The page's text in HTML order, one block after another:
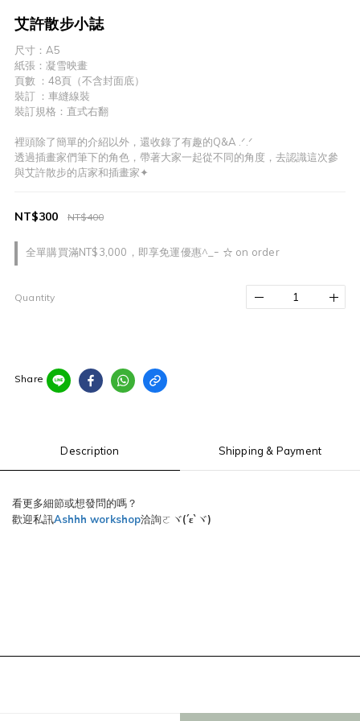
艾許散步小誌
尺寸：A5
紙張：凝雪映畫
頁數 ：48頁（不含封面底）
裝訂 ：車縫線裝
裝訂規格：直式右翻
裡頭除了簡單的介紹以外，還收錄了有趣的Q&A .ᐟ.ᐟ
透過插畫家們筆下的角色，帶著大家一起從不同的角度，去認識這次參
與艾許散步的店家和插畫家✦
全單購買滿NT$3,000，即享免運優惠^_ｰ ☆ on order
NT$400
NT$300
Quantity
Share
Description Shipping & Payment
看更多細節或想發問的嗎？
歡迎私訊Ashhh workshop洽詢ㄛヾ(´ε` ヾ)